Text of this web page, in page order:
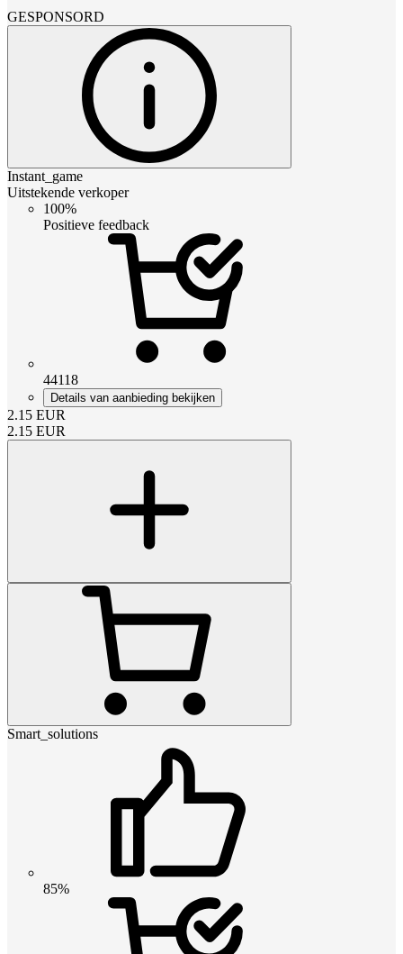
GESPONSORD
Instant_game
Uitstekende verkoper
100%
Positieve feedback
44118
Details van aanbieding bekijken
2.15 EUR
2.15 EUR
Smart_solutions
85%